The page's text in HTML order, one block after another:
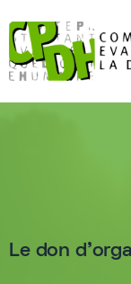
Le don